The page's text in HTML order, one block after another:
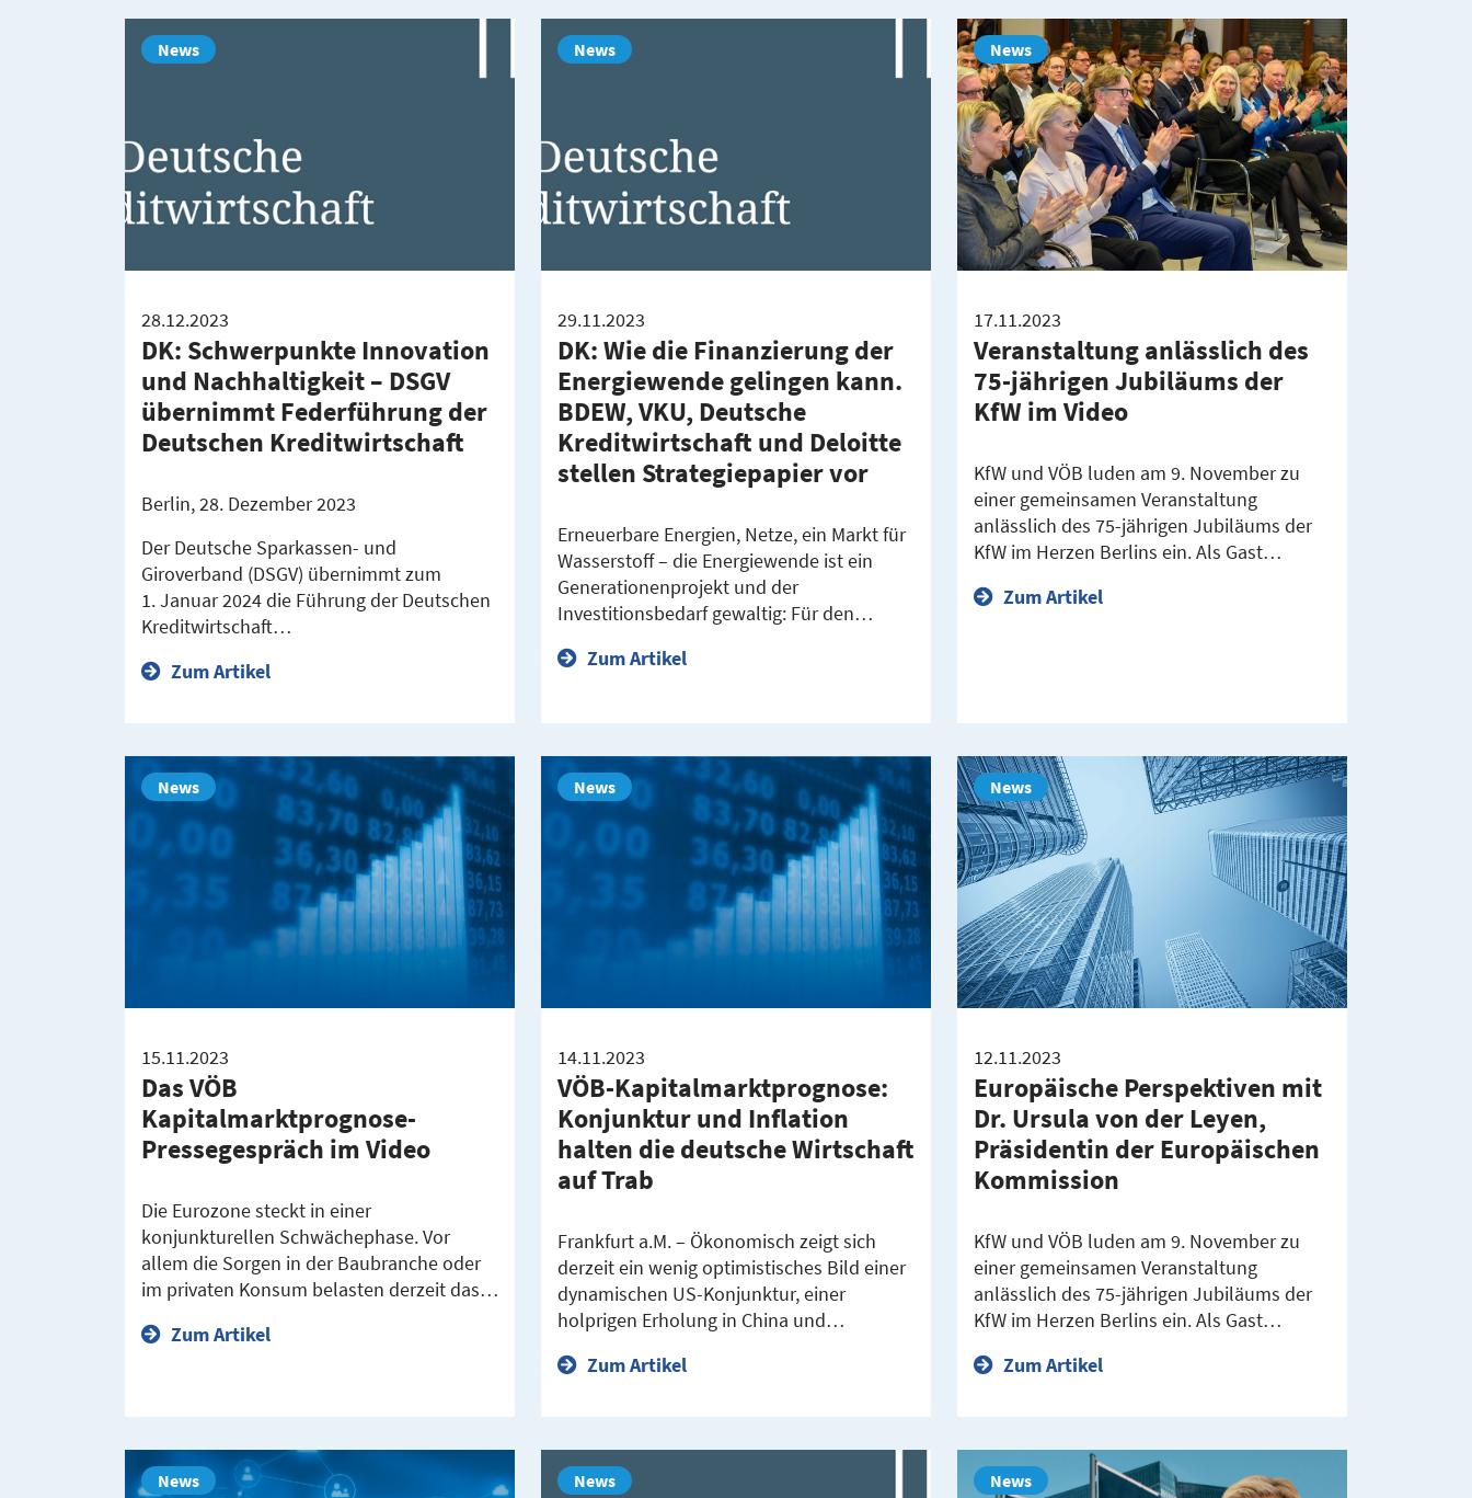
News
28.12.2023
DK: Schwerpunkte Innovation
und Nachhaltigkeit – DSGV
übernimmt Federführung der
Deutschen Kreditwirtschaft
Berlin, 28. Dezember 2023
Der Deutsche Sparkassen- und
Giroverband (DSGV) übernimmt zum
1. Januar 2024 die Führung der Deutschen
Kreditwirtschaft…
Zum Artikel
News
29.11.2023
DK: Wie die Finanzierung der
Energiewende gelingen kann.
BDEW, VKU, Deutsche
Kreditwirtschaft und Deloitte
stellen Strategiepapier vor
Erneuerbare Energien, Netze, ein Markt für
Wasserstoff – die Energiewende ist ein
Generationenprojekt und der
Investitionsbedarf gewaltig: Für den…
Zum Artikel
News
17.11.2023
Veranstaltung anlässlich des
75-jährigen Jubiläums der
KfW im Video
KfW und VÖB luden am 9. November zu
einer gemeinsamen Veranstaltung
anlässlich des 75-jährigen Jubiläums der
KfW im Herzen Berlins ein. Als Gast…
Zum Artikel
News
15.11.2023
Das VÖB
Kapitalmarktprognose-
Pressegespräch im Video
Die Eurozone steckt in einer
konjunkturellen Schwächephase. Vor
allem die Sorgen in der Baubranche oder
im privaten Konsum belasten derzeit das…
Zum Artikel
News
14.11.2023
VÖB-Kapitalmarktprognose:
Konjunktur und Inflation
halten die deutsche Wirtschaft
auf Trab
Frankfurt a.M. – Ökonomisch zeigt sich
derzeit ein wenig optimistisches Bild einer
dynamischen US-Konjunktur, einer
holprigen Erholung in China und…
Zum Artikel
News
12.11.2023
Europäische Perspektiven mit
Dr. Ursula von der Leyen,
Präsidentin der Europäischen
Kommission
KfW und VÖB luden am 9. November zu
einer gemeinsamen Veranstaltung
anlässlich des 75-jährigen Jubiläums der
KfW im Herzen Berlins ein. Als Gast…
Zum Artikel
News News News